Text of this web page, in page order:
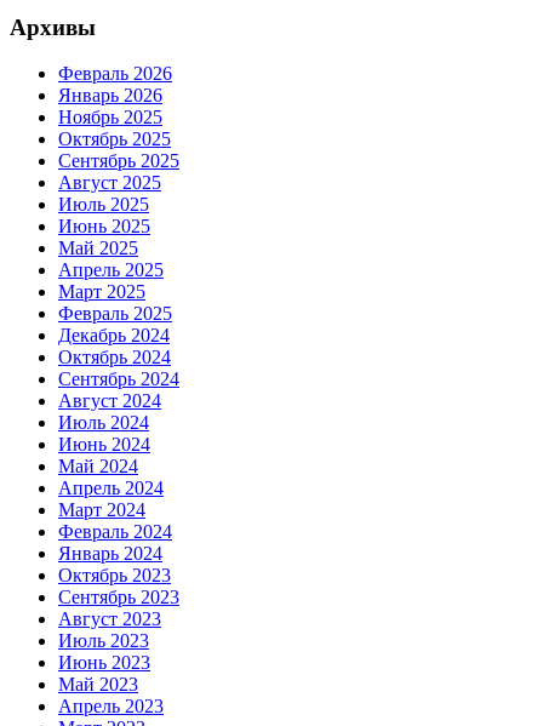
Архивы
Февраль 2026
Январь 2026
Ноябрь 2025
Октябрь 2025
Сентябрь 2025
Август 2025
Июль 2025
Июнь 2025
Май 2025
Апрель 2025
Март 2025
Февраль 2025
Декабрь 2024
Октябрь 2024
Сентябрь 2024
Август 2024
Июль 2024
Июнь 2024
Май 2024
Апрель 2024
Март 2024
Февраль 2024
Январь 2024
Октябрь 2023
Сентябрь 2023
Август 2023
Июль 2023
Июнь 2023
Май 2023
Апрель 2023